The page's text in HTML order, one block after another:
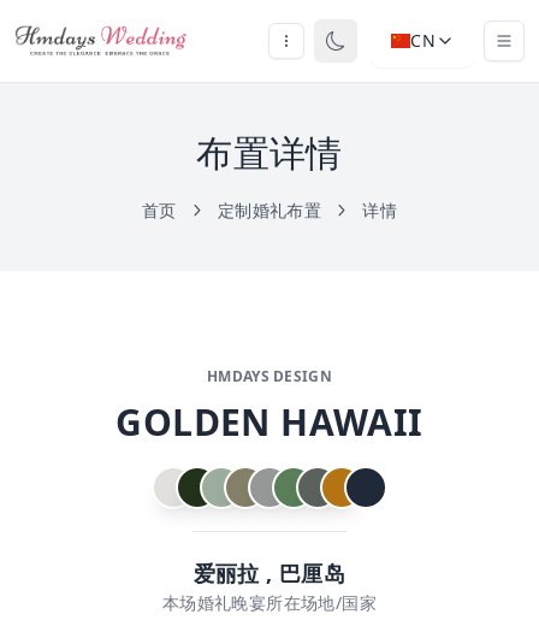
CN
布置详情
首页 定制婚礼布置 详情
HMDAYS DESIGN
GOLDEN HAWAII
爱丽拉 , 巴厘岛
本场婚礼晚宴所在场地/国家